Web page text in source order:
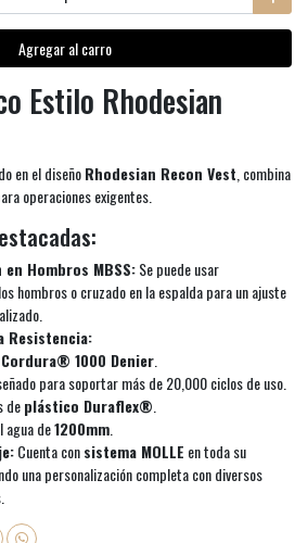
Agregar al carro
Estilo Rhodesian
en el diseñoRhodesian Recon Vest, combina
operaciones exigentes.
Hombros MBSS:Se puede usar
hombros o cruzado en la espalda para un ajuste
Resistencia:
Cordura® 1000 Denier.
para soportar más de 20,000 ciclos de uso.
deplástico Duraflex®.
agua de1200mm.
Cuenta consistema MOLLE en toda su
una personalización completa con diversos